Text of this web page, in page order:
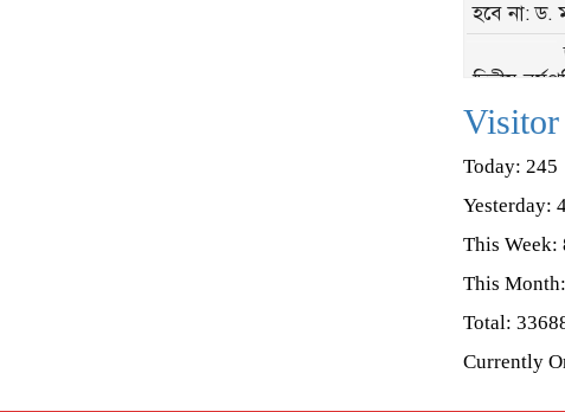
হবে না: ড.
দ্বিতীয়
জামায়াতের
সমাবেশ
জাঁকজমকপূর্ণ
Visitor
Today: 245
Yesterday:
This Week:
This
Total:
Currently